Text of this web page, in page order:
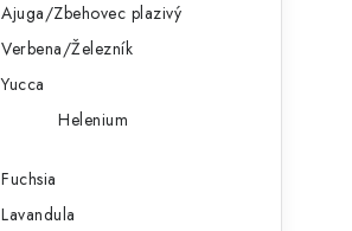
Ajuga/Zbehovec plazivý
Verbena/Železník
Yucca
Helenium
Fuchsia
Lavandula